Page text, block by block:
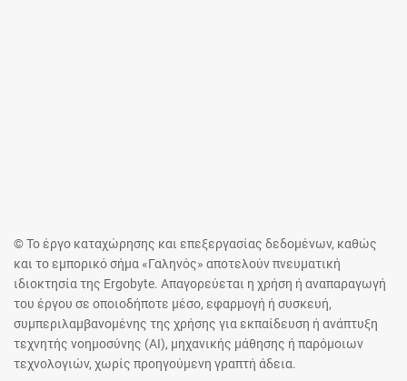
© Το έργο καταχώρησης και επεξεργασίας δεδομένων, καθώς
και το εμπορικό σήμα «Γαληνός» αποτελούν πνευματική
ιδιοκτησία της Ergobyte. Απαγορεύεται η χρήση ή αναπαραγωγή
του έργου σε οποιοδήποτε μέσο, εφαρμογή ή συσκευή,
συμπεριλαμβανομένης της χρήσης για εκπαίδευση ή ανάπτυξη
τεχνητής νοημοσύνης (AI), μηχανικής μάθησης ή παρόμοιων
τεχνολογιών, χωρίς προηγούμενη γραπτή άδεια.